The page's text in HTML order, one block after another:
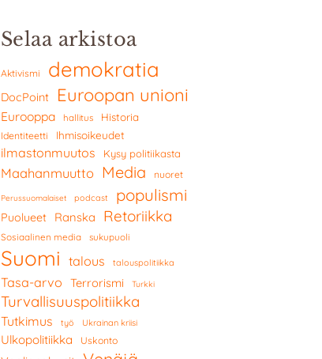
Selaa arkistoa
Aktivismi demokratia
DocPoint Euroopan unioni
Eurooppa hallitus Historia
Identiteetti Ihmisoikeudet
ilmastonmuutos Kysy politiikasta
Maahanmuutto Media nuoret
Perussuomalaiset podcast populismi
Puolueet Ranska Retoriikka
Sosiaalinen media sukupuoli
Suomi talous talouspolitiikka
Tasa-arvo Terrorismi Turkki
Turvallisuuspolitiikka
Tutkimus työ Ukrainan kriisi
Ulkopolitiikka Uskonto